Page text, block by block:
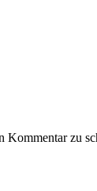
Kommentar zu